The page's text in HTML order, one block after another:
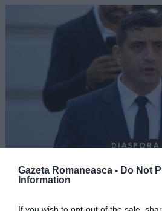
Gazeta Romaneasca - Do Not
Information
DIASPORA
Protest AUR în fața MAE
vot în diaspora: „PSD